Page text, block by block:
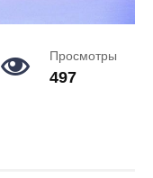
Просмотры
497